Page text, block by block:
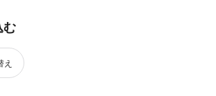
む
え